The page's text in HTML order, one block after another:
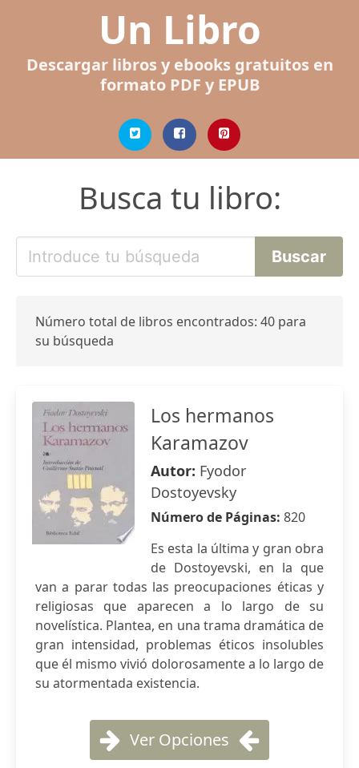
Un Libro
Descargar libros y ebooks gratuitos en
formato PDF y EPUB
Busca tu libro:
Número total de libros encontrados: 40 para
su búsqueda
Los hermanos
Karamazov
Autor: Fyodor
Dostoyevsky
Número de Páginas: 820
Es esta la última y gran obra
de Dostoyevski, en la que
van a parar todas las preocupaciones éticas y
religiosas que aparecen a lo largo de su
novelística. Plantea, en una trama dramática de
gran intensidad, problemas éticos insolubles
que él mismo vivió dolorosamente a lo largo de
su atormentada existencia.
Ver Opciones